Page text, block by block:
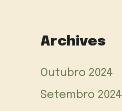
Archives
Outubro 2024
Setembro 2024